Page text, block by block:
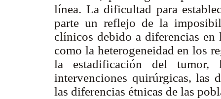
línea. La dificultad para
parte un reflejo de la
clínicos debido a diferencias en
como la heterogeneidad en los
la estadificación del
intervenciones quirúrgicas, las
las diferencias étnicas de las